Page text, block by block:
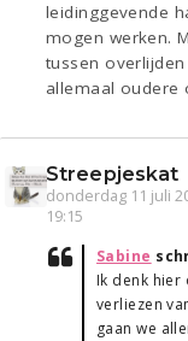
leidinggevende
mogen werken.
tussen
allemaal oudere
Streepjeskat
donderdag 11 juli
19:15
Sabine
Ik denk hier
verliezen
gaan we